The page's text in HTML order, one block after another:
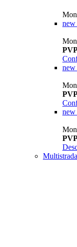
new
new
new
Multistrada